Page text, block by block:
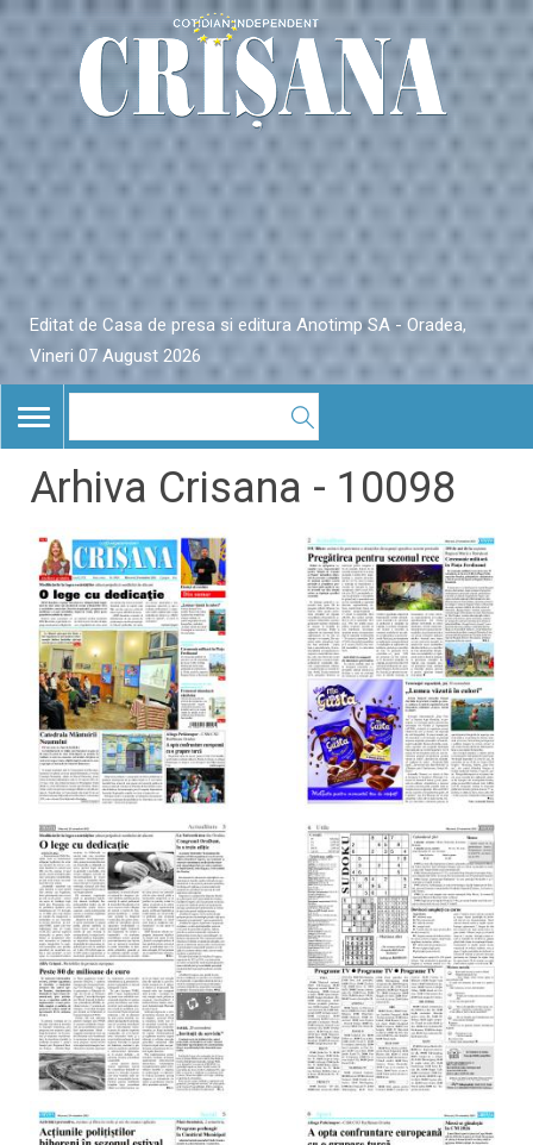
Editat de Casa de presa si editura Anotimp SA - Oradea,
Vineri 07 August 2026
TOGGLE
NAVIGATION
Arhiva Crisana - 10098